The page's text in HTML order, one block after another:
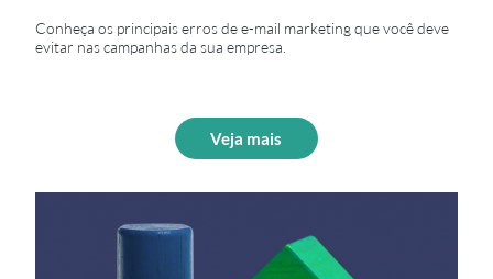
Conheça os principais erros de e-mail marketing que você deve
evitar nas campanhas da sua empresa.
Veja mais